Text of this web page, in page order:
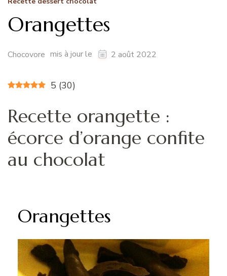
Orangettes
Chocovore mis à jour le 2 août 2022
5 (30)
Recette orangette :
écorce d’orange confite
au chocolat
Orangettes